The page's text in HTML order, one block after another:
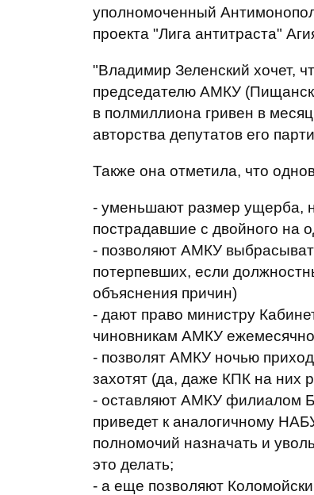
уполномоченный
проекта "Лига антитраста"
"Владимир Зеленский хочет,
председателю АМКУ
в полмиллиона гривен в
авторства депутатов его
Также она отметила, что
- уменьшают размер ущерба,
пострадавшие с двойного
- позволяют АМКУ
потерпевших, если
объяснения причин)
- дают право министру
чиновникам АМКУ
- позволят АМКУ ночью
захотят (да, даже КПК на них
- оставляют АМКУ филиалом
приведет к аналогичному
полномочий назначать и
это делать;
- а еще позволяют